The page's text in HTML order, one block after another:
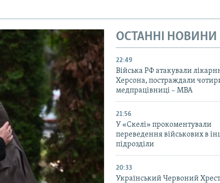
ОСТАННІ НОВИНИ
22:49
Війська РФ атакували
Херсона, постраждали
медпрацівниці – МВА
21:56
У «Скелі» прокоментували
переведення військових в
підрозділи
20:33
Український Червоний